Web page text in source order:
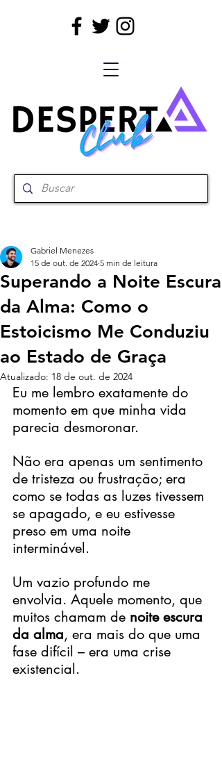
Superando a Noite Escura
da Alma: Como o
Estoicismo Me Conduziu
ao Estado de Graça
Gabriel Menezes
15 de out. de 2024 5 min de leitura
Atualizado: 18 de out. de 2024
Eu me lembro exatamente do
momento em que minha vida
parecia desmoronar.
Não era apenas um sentimento
de tristeza ou frustração; era
como se todas as luzes tivessem
se apagado, e eu estivesse
preso em uma noite
interminável.
Um vazio profundo me
envolvia. Aquele momento, que
muitos chamam de noite escura
da alma, era mais do que uma
fase difícil – era uma crise
existencial.